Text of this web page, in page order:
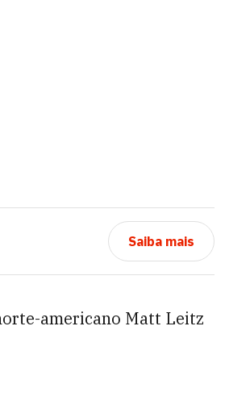
Saiba mais
americano Matt Leitz